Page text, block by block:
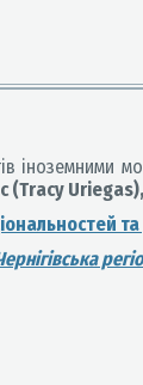
іноземними
(Tracy Uriegas),
та